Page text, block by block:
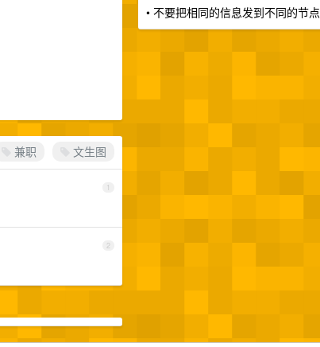
• 不要把相同的信息发到不同的节点
兼职 文生图
1
2